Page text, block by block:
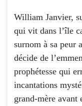
William Janvier,
qui vit dans l’île
surnom à sa peur
décide de
prophétesse qui
incantations
grand-mère